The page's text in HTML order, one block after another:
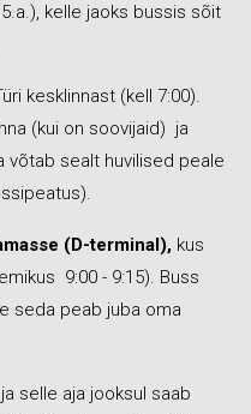
kelle jaoks bussis sõit
kesklinnast (kell 7:00).
(kui on soovijaid) ja
võtab sealt huvilised peale
(D-terminal), kus
9:00 - 9:15). Buss
seda peab juba oma
ja selle aja jooksul saab